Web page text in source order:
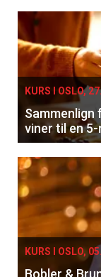
KURS I OSLO,
Sammenlign
viner til en
KURS I OSLO,
Bobler &